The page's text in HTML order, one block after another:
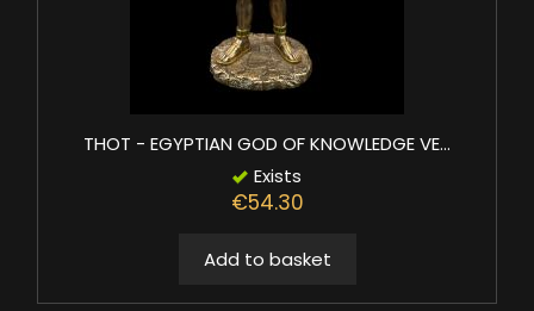
THOT - EGYPTIAN GOD OF KNOWLEDGE VE...
Exists
€54.30
Add to basket